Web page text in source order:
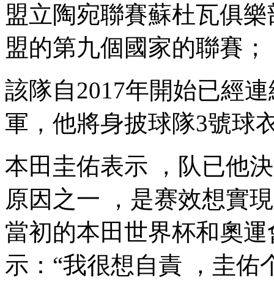
盟立陶宛聯賽蘇杜瓦俱樂
盟的第九個國家的聯賽；
該隊自2017年開始已經
軍，他將身披球隊3號球
本田圭佑表示 ，队已
原因之一 ，是赛效想實
當初的本田 世界杯和奧運
示：“我很想自責  ，